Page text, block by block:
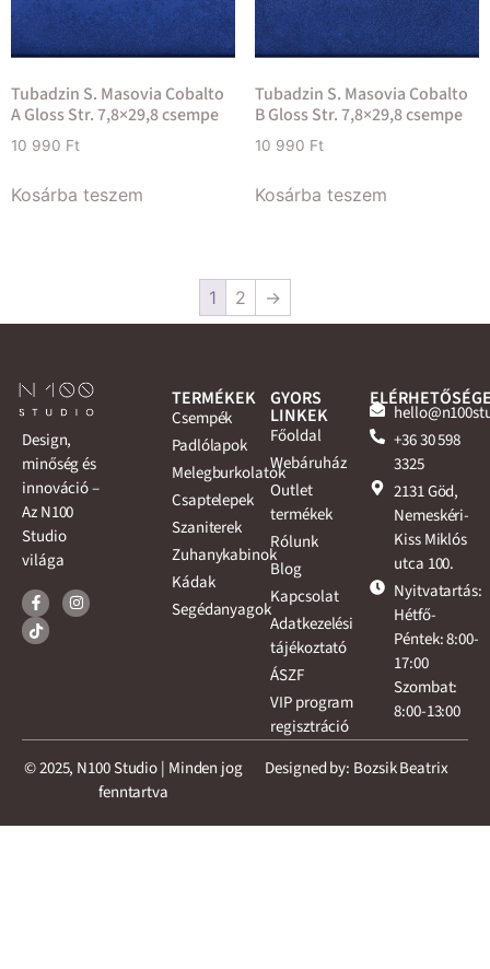
Tubadzin S. Masovia Cobalto
A Gloss Str. 7,8×29,8 csempe
10 990 Ft
Kosárba teszem
Tubadzin S. Masovia Cobalto
B Gloss Str. 7,8×29,8 csempe
10 990 Ft
Kosárba teszem
1 2 →
Design,
minőség és
innováció –
Az N100
Studio
világa
TERMÉKEK
Csempék
Padlólapok
Melegburkolatok
Csaptelepek
Szaniterek
Zuhanykabinok
Kádak
Segédanyagok
GYORS
LINKEK
Főoldal
Webáruház
Outlet
termékek
Rólunk
Blog
Kapcsolat
Adatkezelési
tájékoztató
ÁSZF
VIP program
regisztráció
+36 30 598
3325
2131 Göd,
Nemeskéri-
Kiss Miklós
utca 100.
Nyitvatartás:
Hétfő-
Péntek: 8:00-
17:00
Szombat:
8:00-13:00
© 2025, N100 Studio | Minden jog
fenntartva
Designed by: Bozsik Beatrix